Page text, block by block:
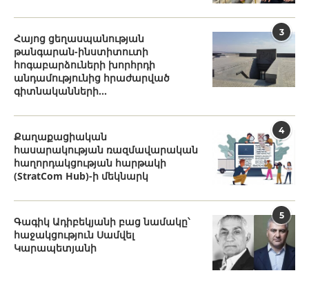
3
Հայոց ցեղասպանության
թանգարան-ինստիտուտի
հոգաբարձուների խորհրդի
անդամությունից հրաժարված
գիտնականների...
4
Քաղաքացիական
հասարակության ռազմավարական
հաղորդակցության հարթակի
(StratCom Hub)-ի մեկնարկ
5
Գագիկ Ադիբեկյանի բաց նամակը՝
հաջակցություն Սամվել
Կարապետյանի